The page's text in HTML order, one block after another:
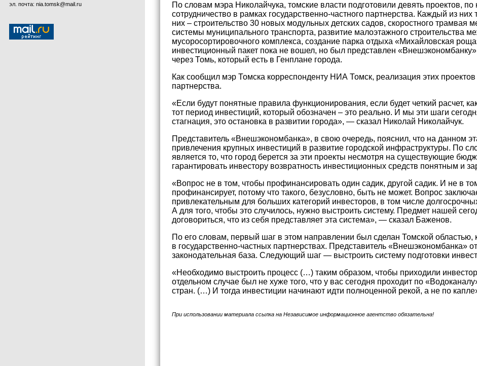
эл. почта: nia.tomsk@mail.ru
По словам мэра Николайчука, томские власти подготовили девять проектов,
сотрудничество в рамках государственно-частного партнерства. Каждый из
них – строительство 30 новых модульных детских садов, скоростного
системы муниципального транспорта, развитие малоэтажного строительства
мусоросортировочного комплекса, создание парка отдыха «Михайловская
инвестиционный пакет пока не вошел, но был представлен
через Томь, который есть в Генплане города.
Как сообщил мэр Томска корреспонденту НИА Томск, реализация этих
партнерства.
«Если будут понятные правила функционирования, если будет четкий расчет,
тот период инвестиций, который обозначен – это реально. И мы эти шаги
стагнация, это остановка в развитии города», — сказал Николай Николайчук.
Представитель «Внешэкономбанка», в свою очередь, пояснил, что на данном
привлечения крупных инвестиций в развитие городской инфраструктуры. По
является то, что город берется за эти проекты несмотря на существующие
гарантировать инвестору возвратность инвестиционных средств понятным и
«Вопрос не в том, чтобы профинансировать один садик, другой садик. И не в
профинансирует, потому что такого, безусловно, быть не может. Вопрос
привлекательным для больших категорий инвесторов, в том числе
А для того, чтобы это случилось, нужно выстроить систему. Предмет нашей
договориться, что из себя представляет эта система», — сказал Баженов.
По его словам, первый шаг в этом направлении был сделан Томской областью,
в государственно-частных партнерствах. Представитель «Внешэкономбанка»
законодательная база. Следующий шаг — выстроить систему подготовки
«Необходимо выстроить процесс (…) таким образом, чтобы приходили
отдельном случае был не хуже того, что у вас сегодня проходит по
стран. (…) И тогда инвестиции начинают идти полноценной рекой, а не по
При использовании материала ссылка на Независимое информационное агентство обязательна!